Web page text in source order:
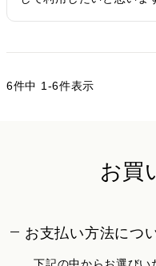
6件中 1-6件表示
お買
お支払い方法につ